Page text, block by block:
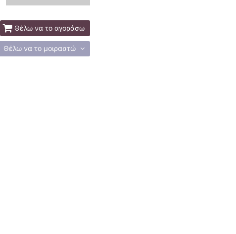
Θέλω να το αγοράσω
Θέλω να το μοιραστώ